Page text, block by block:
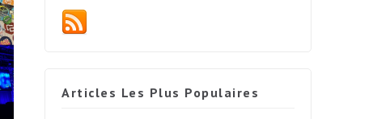
Articles Les Plus Populaires